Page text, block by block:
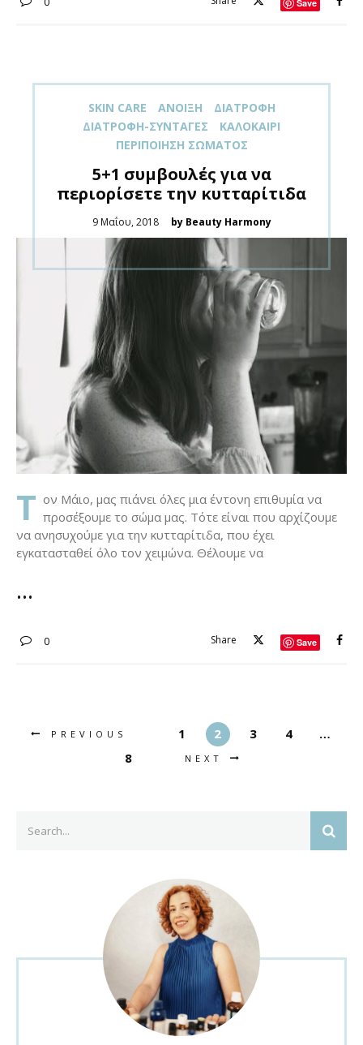
Save
SKIN CARE ΑΝΟΙΞΗ
ΔΙΑΤΡΟΦΉ
ΔΙΑΤΡΟΦΉ-ΣΥΝΤΑΓΈΣ
ΚΑΛΟΚΑΊΡΙ
ΠΕΡΙΠΟΊΗΣΗ ΣΏΜΑΤΟΣ
5+1 συμβουλές για να
περιορίσετε την κυτταρίτιδα
Posted
9 Μαΐου, 2018 by Beauty Harmony
Τ ον Μάιο, μας πιάνει όλες μια έντονη επιθυμία να
προσέξουμε το σώμα μας. Τότε είναι που αρχίζουμε
να ανησυχούμε για την κυτταρίτιδα, που έχει
εγκατασταθεί όλο τον χειμώνα. Θέλουμε να
0 Share Save
PREVIOUS 1 2 3 4
…
8
NEXT
for: